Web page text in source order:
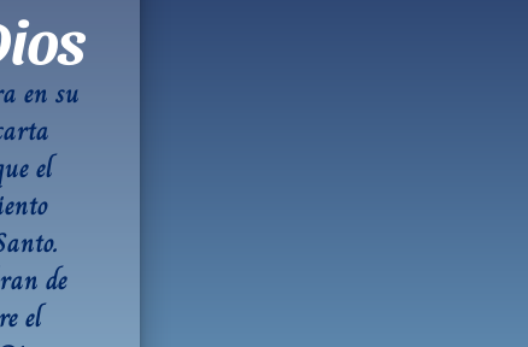
Imagen ilustrativa
en su
el
de
el